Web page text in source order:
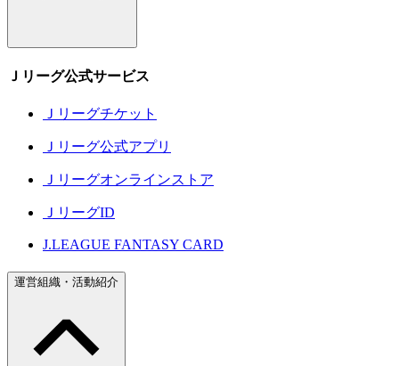
Ｊリーグ公式サービス
Ｊリーグチケット
Ｊリーグ公式アプリ
Ｊリーグオンラインストア
ＪリーグID
J.LEAGUE FANTASY CARD
運営組織・活動紹介